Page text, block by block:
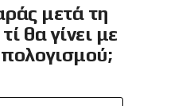
μετά τη
θα γίνει με